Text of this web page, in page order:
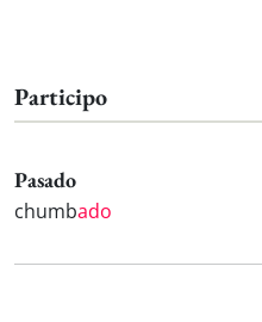
Participo
Pasado
chumbado